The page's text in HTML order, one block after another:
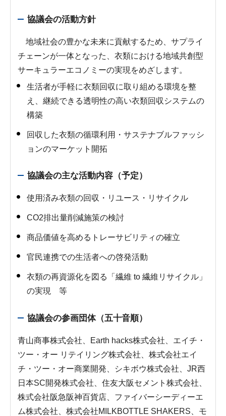
協議会の活動方針
地域社会の豊かな未来に貢献するため、サプライ
チェーンが一体となった、衣類における地域共創型
サーキュラーエコノミーの実現をめざします。
生活者が手軽に衣類回収に取り組める環境を整
え、継続できる透明性の高い衣類回収システムの
構築
回収した衣類の循環利用・サステナブルファッシ
ョンのマーケット開拓
協議会の主な活動内容（予定）
使用済み衣類の回収・リユース・リサイクル
CO2排出量削減施策の検討
商品価値を高めるトレーサビリティの確立
官民連携での生活者への啓発活動
衣類の再資源化を図る「繊維 to 繊維リサイクル」
の実現 等
協議会の参画団体（五十音順）
青山商事株式会社、Earth hacks株式会社、エイチ・
ツー・オー リテイリング株式会社、株式会社エイ
チ・ツー・オー商業開発、シキボウ株式会社、JR西
日本SC開発株式会社、住友大阪セメント株式会社、
株式会社阪急阪神百貨店、ファイバーシーディーエ
ム株式会社、株式会社MILKBOTTLE SHAKERS、モ